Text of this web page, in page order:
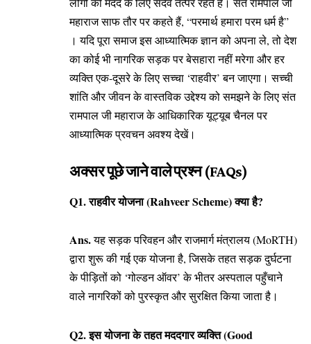
महाराज साफ तौर पर कहते हैं, “परमार्थ हमारा परम धर्म है”
। यदि पूरा समाज इस आध्यात्मिक ज्ञान को अपना ले, तो देश
का कोई भी नागरिक सड़क पर बेसहारा नहीं मरेगा और हर
व्यक्ति एक-दूसरे के लिए सच्चा ‘राहवीर’ बन जाएगा। सच्ची
शांति और जीवन के वास्तविक उद्देश्य को समझने के लिए संत
रामपाल जी महाराज केआधिकारिक यूट्यूब चैनलपर
आध्यात्मिक प्रवचन अवश्य देखें।
अक्सर पूछे जाने वाले प्रश्न (FAQs)
Q1. राहवीर योजना (Rahveer Scheme) क्या है?
Ans.यह सड़क परिवहन और राजमार्ग मंत्रालय (MoRTH)
द्वारा शुरू की गई एक योजना है, जिसके तहत सड़क दुर्घटना
के पीड़ितों को ‘गोल्डन ऑवर’ के भीतर अस्पताल पहुँचाने
वाले नागरिकों को पुरस्कृत और सुरक्षित किया जाता है।
Q2. इस योजना के तहत मददगार व्यक्ति (Good